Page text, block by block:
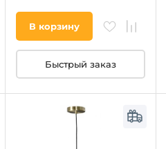
В корзину
Быстрый заказ